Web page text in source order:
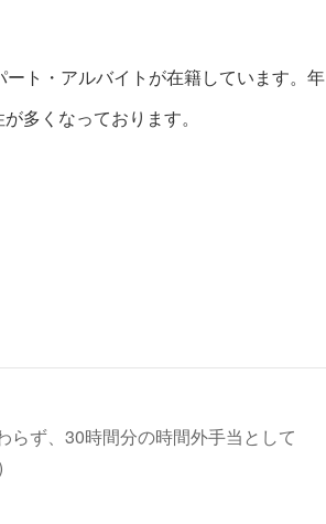
ト・アルバイトが在籍しています。年
多くなっております。
らず、30時間分の時間外手当として